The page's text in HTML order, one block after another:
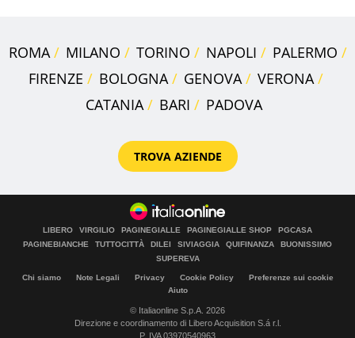
ROMA MILANO TORINO NAPOLI
PALERMO
FIRENZE
BOLOGNA GENOVA
VERONA
CATANIA
BARI PADOVA
TROVA AZIENDE
LIBERO VIRGILIO PAGINEGIALLE PAGINEGIALLE SHOP
PGCASA
PAGINEBIANCHE
TUTTOCITTÀ DILEI SIVIAGGIA QUIFINANZA
BUONISSIMO
SUPEREVA
Chi siamo Note Legali Privacy Cookie Policy
Preferenze sui cookie
Aiuto
© Italiaonline S.p.A. 2026
Direzione e coordinamento di Libero Acquisition S.á r.l.
P. IVA 03970540963